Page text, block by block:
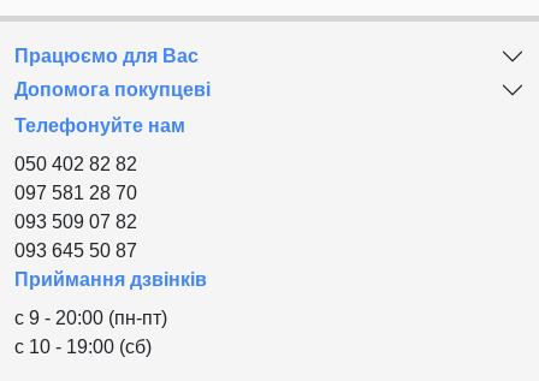
Працюємо для Вас
Допомога покупцеві
Телефонуйте нам
050 402 82 82
097 581 28 70
093 509 07 82
093 645 50 87
Приймання дзвінків
с 9 - 20:00 (пн-пт)
с 10 - 19:00 (сб)